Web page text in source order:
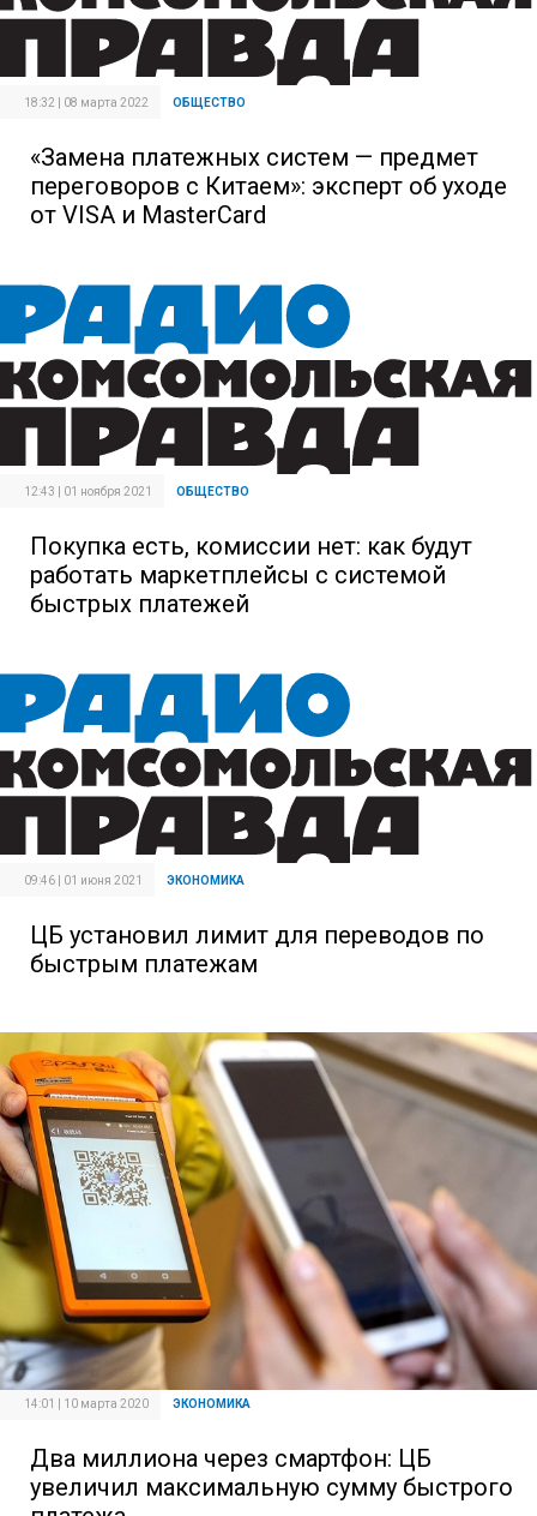
18:32 | 08 марта 2022 ОБЩЕСТВО
«Замена платежных систем — предмет
переговоров с Китаем»: эксперт об уходе
от VISA и MasterCard
12:43 | 01 ноября 2021 ОБЩЕСТВО
Покупка есть, комиссии нет: как будут
работать маркетплейсы с системой
быстрых платежей
09:46 | 01 июня 2021 ЭКОНОМИКА
ЦБ установил лимит для переводов по
быстрым платежам
14:01 | 10 марта 2020 ЭКОНОМИКА
Два миллиона через смартфон: ЦБ
увеличил максимальную сумму быстрого